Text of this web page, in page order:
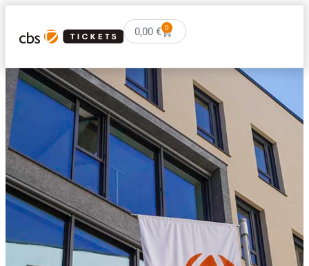
0,00 € 0